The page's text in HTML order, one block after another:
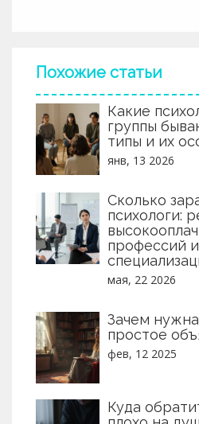
помогут лучше понять, когда
Похожие статьи
Какие
группы
типы и их
янв, 13 2026
Сколько
психологи:
профессий и
мая, 22 2026
Зачем нужна
простое
фев, 12 2025
Куда